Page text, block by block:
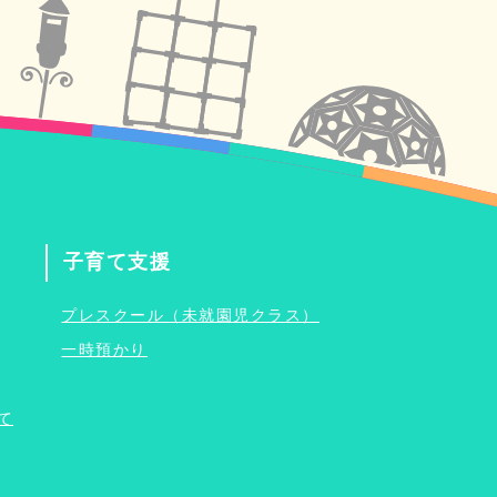
子育て支援
プレスクール（未就園児クラス）
一時預かり